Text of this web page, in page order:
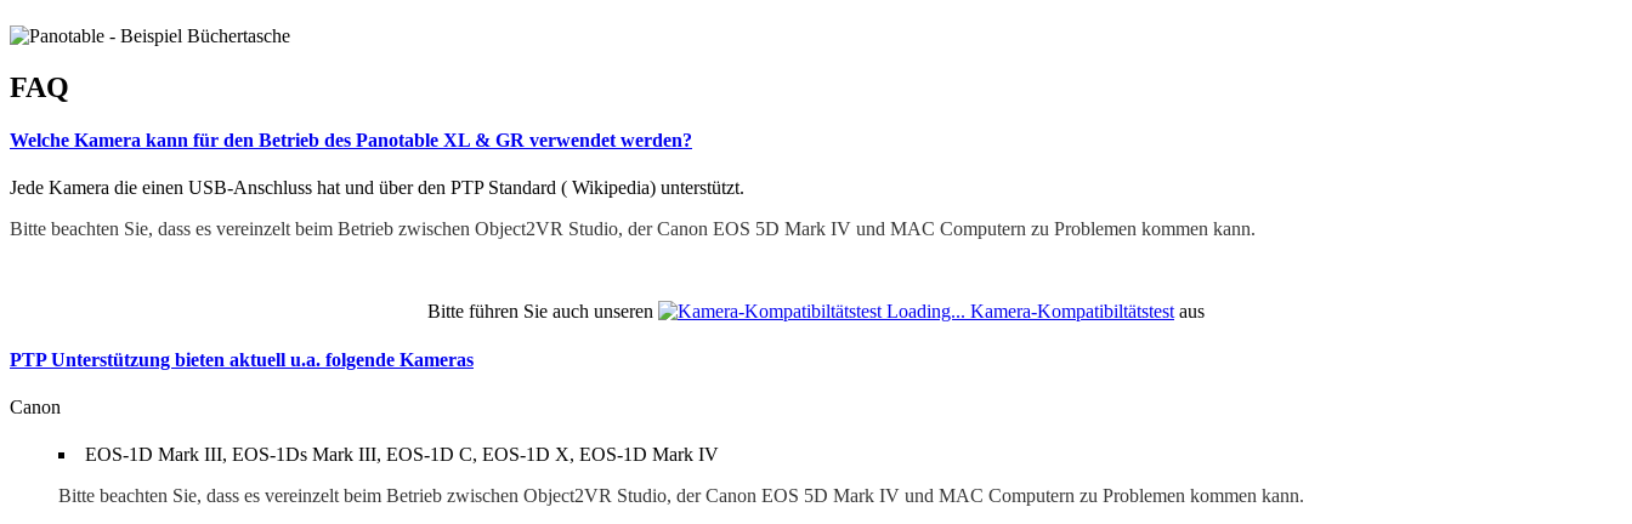
FAQ
Welche Kamera kann für den Betrieb des Panotable XL & GR verwendet werden?
Jede Kamera die einen USB-Anschluss hat und über den PTP Standard ( Wikipedia) unterstützt.
Bitte beachten Sie, dass es vereinzelt beim Betrieb zwischen Object2VR Studio, der Canon EOS 5D Mark IV und MAC Computern zu Problemen kommen kann.
Bitte führen Sie auch unseren Loading... Kamera-Kompatibiltätstestaus
PTP Unterstützung bieten aktuell u.a. folgende Kameras
Canon
EOS-1D Mark III, EOS-1Ds Mark III, EOS-1D C, EOS-1D X, EOS-1D Mark IV
Bitte beachten Sie, dass es vereinzelt beim Betrieb zwischen Object2VR Studio, der Canon EOS 5D Mark IV und MAC Computern zu Problemen kommen kann.